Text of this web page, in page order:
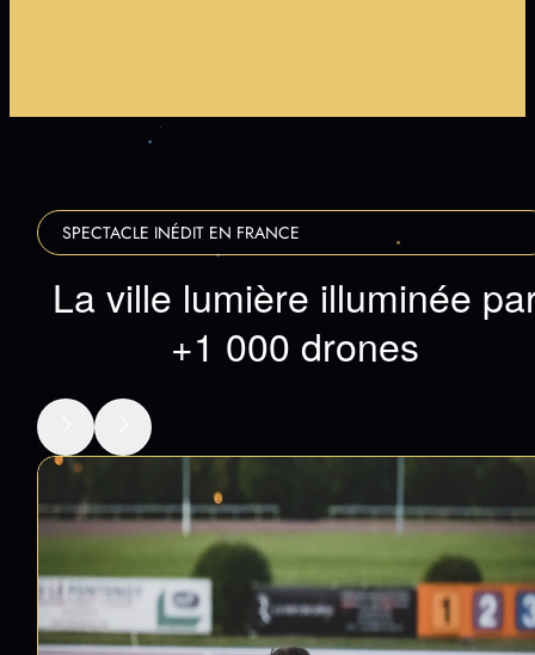
+1000 DRONES SYNCHRONISÉS
SPECTACLE INÉDIT EN FRANCE
La ville lumière illuminée